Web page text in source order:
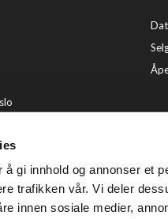
gi innhold og annonser et
trafikken vår. Vi deler
innen sosiale medier,